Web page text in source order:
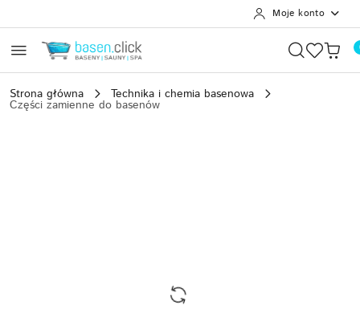
Moje konto
Strona główna Technika i chemia basenowa
Części zamienne do basenów